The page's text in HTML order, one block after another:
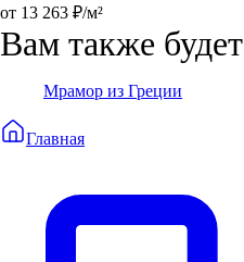
от 13 263 ₽/м²
Вам также
Мрамор из Греции
Главная